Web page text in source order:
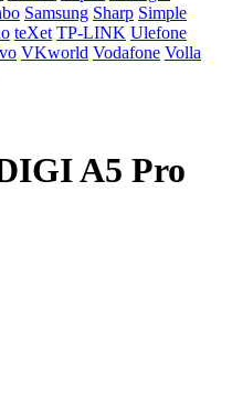
Samsung Sharp Simple
teXet TP-LINK Ulefone
VKworld Vodafone Volla
A5 Pro